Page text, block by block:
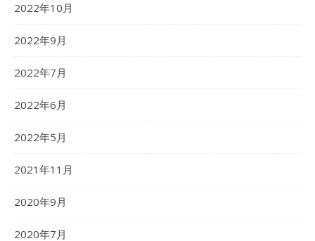
2022年10月
2022年9月
2022年7月
2022年6月
2022年5月
2021年11月
2020年9月
2020年7月